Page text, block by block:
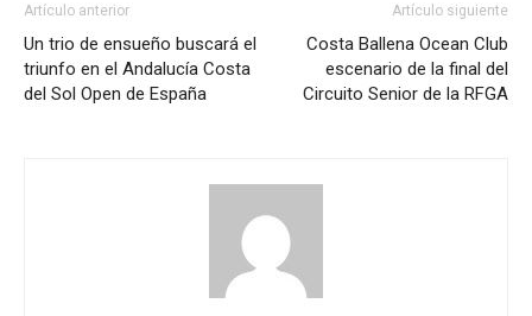
Artículo anterior
Un trio de ensueño buscará el
triunfo en el Andalucía Costa
del Sol Open de España
Artículo siguiente
Costa Ballena Ocean Club
escenario de la final del
Circuito Senior de la RFGA